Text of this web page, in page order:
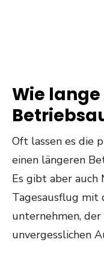
Wie
Oft lassen es die
einen längeren
Es gibt aber auch
Tagesausflug mit
unternehmen,
unvergesslichen